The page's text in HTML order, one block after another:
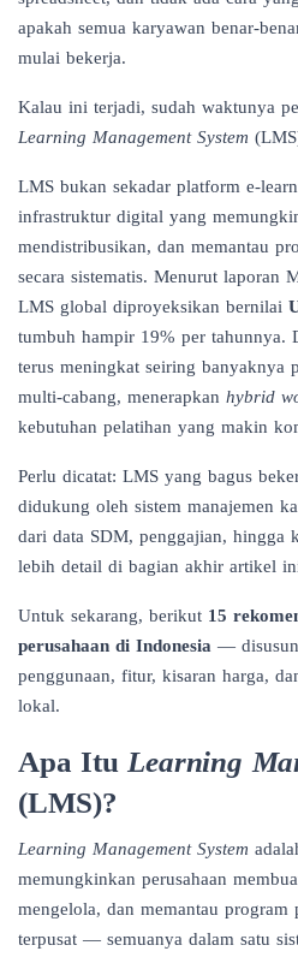
apakah semua karyawan benar-
mulai bekerja.
Kalau ini terjadi, sudah waktunya
Learning Management System
LMS bukan sekadar platform e-
infrastruktur digital yang
mendistribusikan, dan memantau
secara sistematis. Menurut laporan
LMS global diproyeksikan bernilai
tumbuh hampir 19% per tahunnya.
terus meningkat seiring banyaknya
multi-cabang, menerapkan hybrid
kebutuhan pelatihan yang makin
Perlu dicatat: LMS yang bagus
didukung oleh sistem manajemen
dari data SDM, penggajian, hingga
lebih detail di bagian akhir artikel
Untuk sekarang, berikut 15
perusahaan di Indonesia — disusun
penggunaan, fitur, kisaran harga,
lokal.
Apa Itu Learning
(LMS)?
Learning Management System
memungkinkan perusahaan
mengelola, dan memantau program
terpusat — semuanya dalam satu